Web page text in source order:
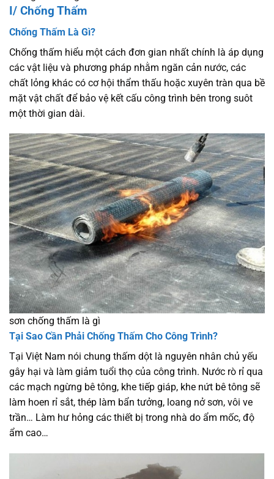
I/ Chống Thấm
Chống Thấm Là Gì?
Chống thấm hiểu một cách đơn gian nhất chính là áp dụng
các vật liệu và phương pháp nhằm ngăn cản nước, các
chất lỏng khác có cơ hội thẩm thấu hoặc xuyên tràn qua bề
mặt vật chất để bảo vệ kết cấu công trình bên trong suôt
một thời gian dài.
sơn chống thấm là gì
Tại Sao Cần Phải Chống Thấm Cho Công Trình?
Tại Việt Nam nói chung thấm dột là nguyên nhân chủ yếu
gây hại và làm giảm tuổi thọ của công trình. Nước rò rỉ qua
các mạch ngừng bê tông, khe tiếp giáp, khe nứt bê tông sẽ
làm hoen rỉ sắt, thép làm bẩn tưởng, loang nở sơn, vôi ve
trần… Làm hư hỏng các thiết bị trong nhà do ẩm mốc, độ
ẩm cao…